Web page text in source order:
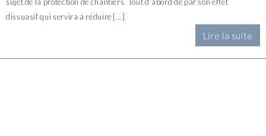
dissuasif qui servira à réduire [...]
Lire la suite